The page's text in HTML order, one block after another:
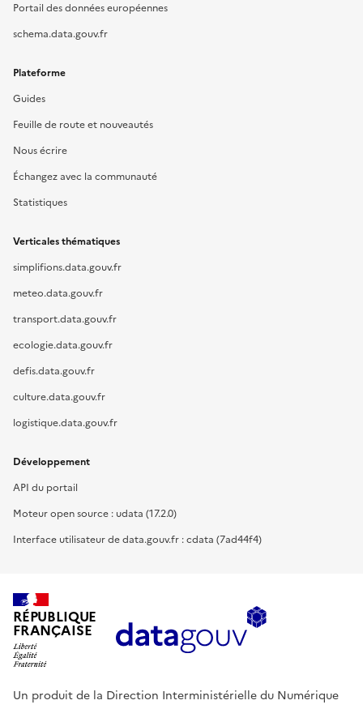
Portail des données européennes
schema.data.gouv.fr
Plateforme
Guides
Feuille de route et nouveautés
Nous écrire
Échangez avec la communauté
Statistiques
Verticales thématiques
simplifions.data.gouv.fr
meteo.data.gouv.fr
transport.data.gouv.fr
ecologie.data.gouv.fr
defis.data.gouv.fr
culture.data.gouv.fr
logistique.data.gouv.fr
Développement
API du portail
Moteur open source : udata (17.2.0)
Interface utilisateur de data.gouv.fr : cdata (7ad44f4)
RÉPUBLIQUE
FRANÇAISE
Un produit de la Direction Interministérielle du Numérique